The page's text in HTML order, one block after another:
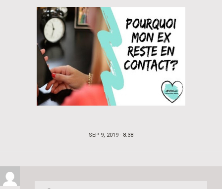
POSTED
SEP 9, 2019 - 8:38